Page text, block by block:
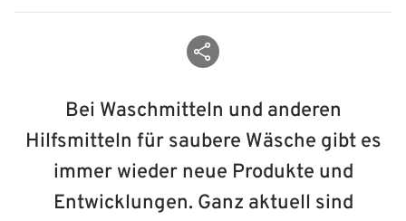
Beitrag teilen
Bei Waschmitteln und anderen
Hilfsmitteln für saubere Wäsche gibt es
immer wieder neue Produkte und
Entwicklungen. Ganz aktuell sind